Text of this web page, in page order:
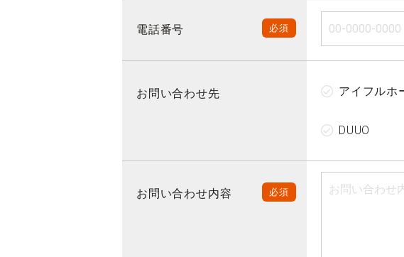
電話番号 必須
お問い合わせ先 アイフルホ
DUUO
お問い合わせ内容 必須